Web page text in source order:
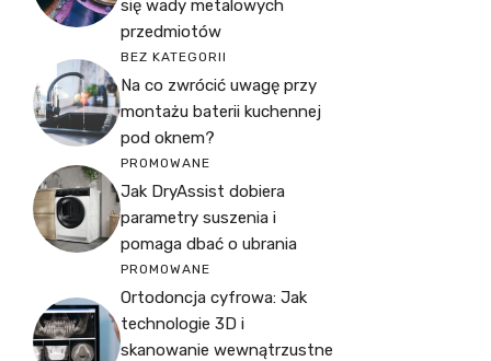
się wady metalowych
przedmiotów
BEZ KATEGORII
Na co zwrócić uwagę przy
montażu baterii kuchennej
pod oknem?
PROMOWANE
Jak DryAssist dobiera
parametry suszenia i
pomaga dbać o ubrania
PROMOWANE
Ortodoncja cyfrowa: Jak
technologie 3D i
skanowanie wewnątrzustne